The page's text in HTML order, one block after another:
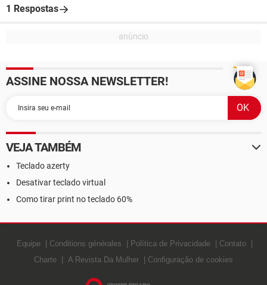
1 Respostas
ASSINE NOSSA NEWSLETTER!
VEJA TAMBÉM
Teclado azerty
Desativar teclado virtual
Como tirar print no teclado 60%
Equipe Conditions générales Política de Privacidade
Contato
Charte
A Revista Da Mulher Configuração de cookies